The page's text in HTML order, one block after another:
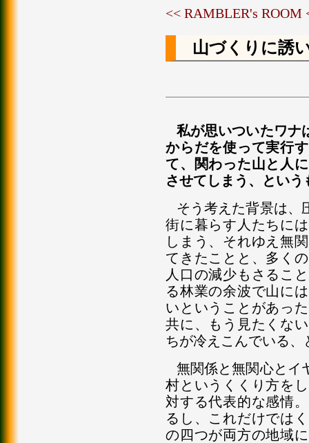
<< RAMBLER's ROOM
山づくりに誘
私が思いついたワナ
からだを使って実行
て、関わった山と人
させてしまう、という
そう考えた背景は、
街に暮らす人たちに
しまう、それゆえ無
てきたことと、多く
人口の減少もさるこ
る林業の余波で山に
いということがあっ
共に、もう見たくな
ちが冷えこんでいる
無関係と無関心とイ
村というくくり方を
対する代表的な感情
るし、これだけでは
の四つが両方の地域